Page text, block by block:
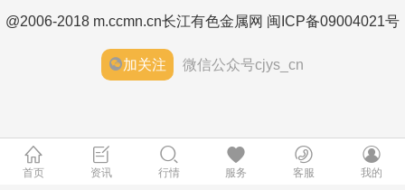
@2006-2018 m.ccmn.cn长江有色金属网 闽ICP备09004021号
加关注 微信公众号cjys_cn
首页 资讯 行情 服务 客服 我的